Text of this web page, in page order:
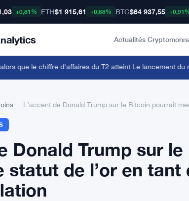
+0,81% ETH$1 915,61 +0,68% BTC$64 937,55
Actualités
que le chiffre d'affaires du T2 atteint·Le lancement du
L’accent de Donald Trump sur le Bitcoin pourrait
Donald Trump sur
statut de l’or en